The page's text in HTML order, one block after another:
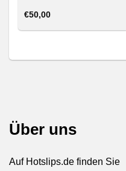
€50,00
Über uns
Auf Hotslips.de finden Sie